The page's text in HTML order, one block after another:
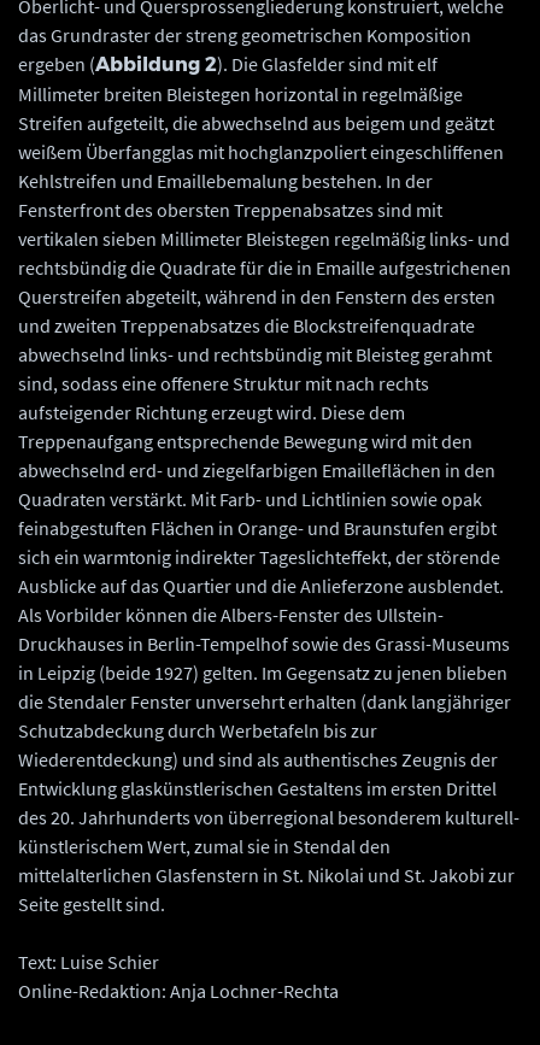
Oberlicht- und Quersprossengliederung konstruiert, welche
das Grundraster der streng geometrischen Komposition
ergeben (Abbildung 2). Die Glasfelder sind mit elf
Millimeter breiten Bleistegen horizontal in regelmäßige
Streifen aufgeteilt, die abwechselnd aus beigem und geätzt
weißem Überfangglas mit hochglanzpoliert eingeschliffenen
Kehlstreifen und Emaillebemalung bestehen. In der
Fensterfront des obersten Treppenabsatzes sind mit
vertikalen sieben Millimeter Bleistegen regelmäßig links- und
rechtsbündig die Quadrate für die in Emaille aufgestrichenen
Querstreifen abgeteilt, während in den Fenstern des ersten
und zweiten Treppenabsatzes die Blockstreifenquadrate
abwechselnd links- und rechtsbündig mit Bleisteg gerahmt
sind, sodass eine offenere Struktur mit nach rechts
aufsteigender Richtung erzeugt wird. Diese dem
Treppenaufgang entsprechende Bewegung wird mit den
abwechselnd erd- und ziegelfarbigen Emailleflächen in den
Quadraten verstärkt. Mit Farb- und Lichtlinien sowie opak
feinabgestuften Flächen in Orange- und Braunstufen ergibt
sich ein warmtonig indirekter Tageslichteffekt, der störende
Ausblicke auf das Quartier und die Anlieferzone ausblendet.
Als Vorbilder können die Albers-Fenster des Ullstein-
Druckhauses in Berlin-Tempelhof sowie des Grassi-Museums
in Leipzig (beide 1927) gelten. Im Gegensatz zu jenen blieben
die Stendaler Fenster unversehrt erhalten (dank langjähriger
Schutzabdeckung durch Werbetafeln bis zur
Wiederentdeckung) und sind als authentisches Zeugnis der
Entwicklung glaskünstlerischen Gestaltens im ersten Drittel
des 20. Jahrhunderts von überregional besonderem kulturell-
künstlerischem Wert, zumal sie in Stendal den
mittelalterlichen Glasfenstern in St. Nikolai und St. Jakobi zur
Seite gestellt sind.
Text: Luise Schier
Online-Redaktion: Anja Lochner-Rechta